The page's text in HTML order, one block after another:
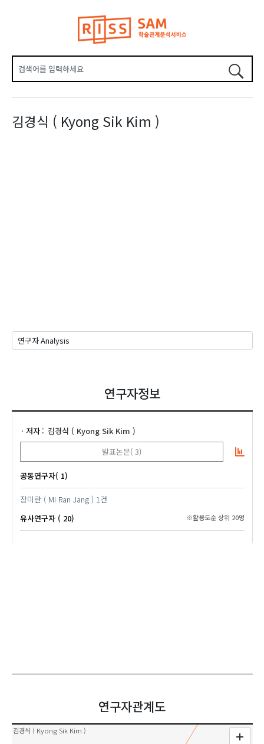
김경식 ( Kyong Sik Kim )
연구자정보
저자
김경식 ( Kyong Sik Kim )
발표논문( 3)
공동연구자( 1)
장미란 ( Mi Ran Jang ) 1건
유사연구자 ( 20)
※활용도순 상위 20명
연구자관계도
김경식 ( Kyong Sik Kim )